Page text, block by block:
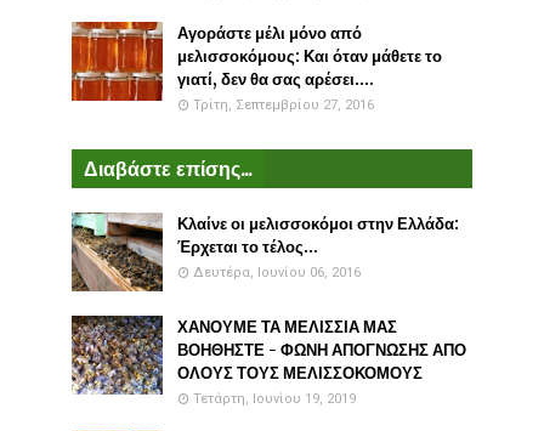
Αγοράστε μέλι μόνο από
μελισσοκόμους: Και όταν μάθετε το
γιατί, δεν θα σας αρέσει....
Τρίτη, Σεπτεμβρίου 27, 2016
Διαβάστε επίσης...
Κλαίνε οι μελισσοκόμοι στην Ελλάδα:
Έρχεται το τέλος...
Δευτέρα, Ιουνίου 06, 2016
ΧΑΝΟΥΜΕ ΤΑ ΜΕΛΙΣΣΙΑ ΜΑΣ
ΒΟΗΘΗΣΤΕ - ΦΩΝΗ ΑΠΟΓΝΩΣΗΣ ΑΠΟ
ΟΛΟΥΣ ΤΟΥΣ ΜΕΛΙΣΣΟΚΟΜΟΥΣ
Τετάρτη, Ιουνίου 19, 2019